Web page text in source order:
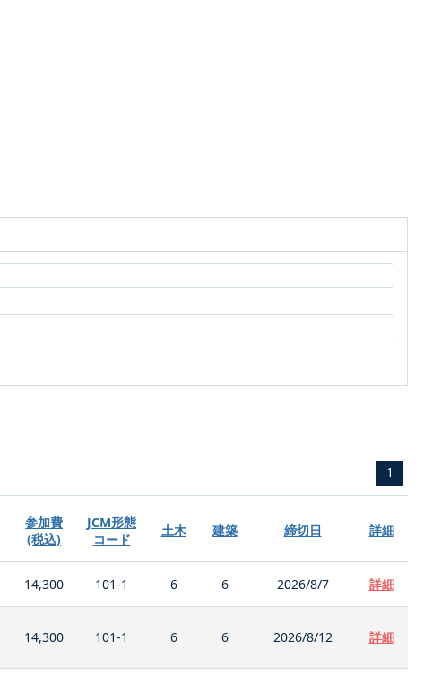
1
参加費
(税込)
JCM形態
コード
土木 建築 締切日 詳細
14,300 101-1 6 6 2026/8/7 詳細
14,300 101-1 6 6 2026/8/12 詳細